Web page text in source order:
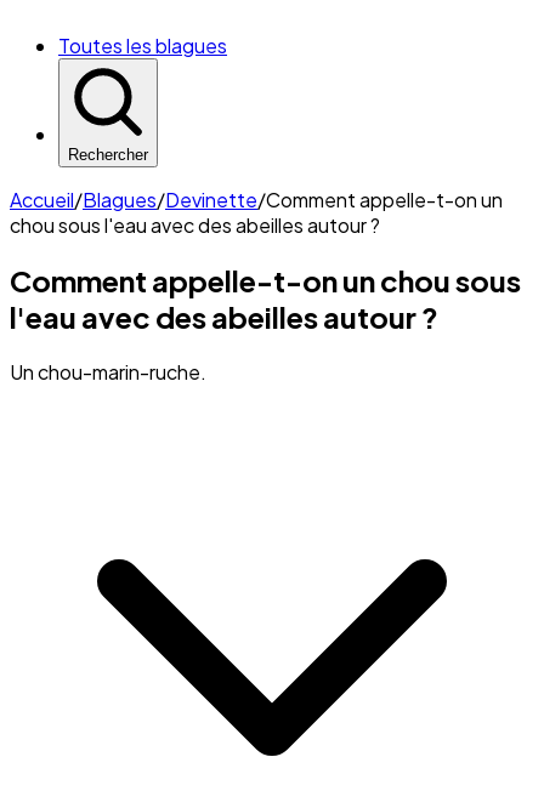
Toutes les blagues
Rechercher
Accueil/Blagues/Devinette/Comment appelle-t-on un
chou sous l'eau avec des abeilles autour ?
Comment appelle-t-on un chou sous
l'eau avec des abeilles autour ?
Un chou-marin-ruche.